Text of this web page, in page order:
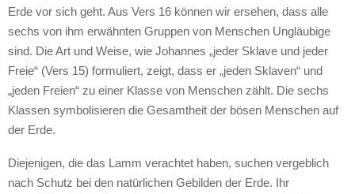
Erde vor sich geht. Aus Vers 16 können wir ersehen, dass alle
sechs von ihm erwähnten Gruppen von Menschen Ungläubige
sind. Die Art und Weise, wie Johannes „jeder Sklave und jeder
Freie“ (Vers 15) formuliert, zeigt, dass er „jeden Sklaven“ und
„jeden Freien“ zu einer Klasse von Menschen zählt. Die sechs
Klassen symbolisieren die Gesamtheit der bösen Menschen auf
der Erde.
Diejenigen, die das Lamm verachtet haben, suchen vergeblich
nach Schutz bei den natürlichen Gebilden der Erde. Ihr